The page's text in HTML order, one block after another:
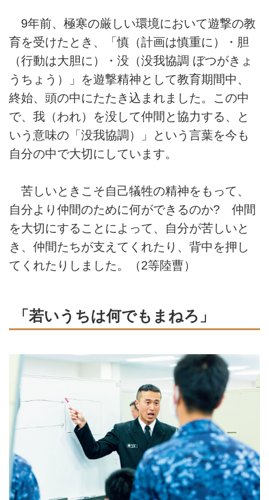
9年前、極寒の厳しい環境において遊撃の教
育を受けたとき、「慎（計画は慎重に）・胆
（行動は大胆に）・没（没我協調 ぼつがきょ
うちょう）」を遊撃精神として教育期間中、
終始、頭の中にたたき込まれました。この中
で、我（われ）を没して仲間と協力する、と
いう意味の「没我協調）」という言葉を今も
自分の中で大切にしています。
苦しいときこそ自己犠牲の精神をもって、
自分より仲間のために何ができるのか? 仲間
を大切にすることによって、自分が苦しいと
き、仲間たちが支えてくれたり、背中を押し
てくれたりしました。（2等陸曹）
「若いうちは何でもまねろ」